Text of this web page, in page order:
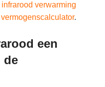
infrarood verwarming
vermogenscalculator.
een
de